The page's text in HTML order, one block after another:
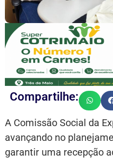
Compartilhe:
A Comissão Social da
avançando no
garantir uma recepção